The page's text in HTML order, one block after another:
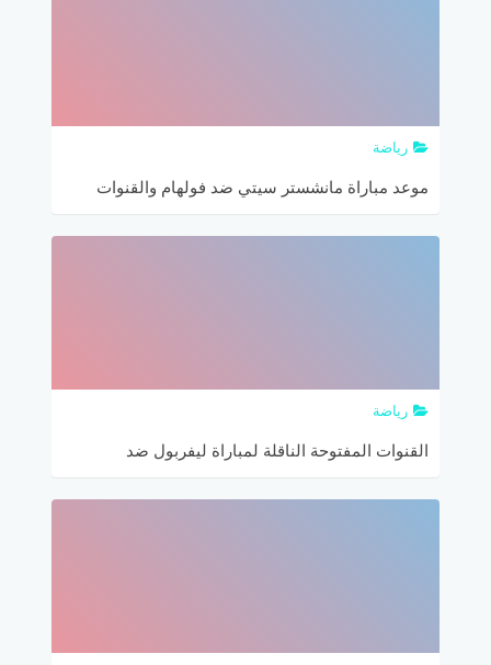
رياضة
موعد مباراة مانشستر سيتي ضد فولهام والقنوات
رياضة
القنوات المفتوحة الناقلة لمباراة ليفربول ضد